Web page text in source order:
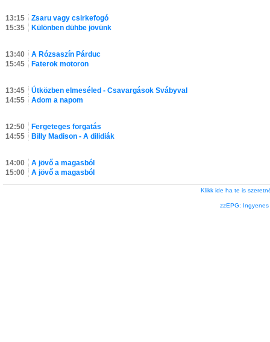
13:15
Zsaru vagy csirkefogó
15:35
Különben dühbe jövünk
13:40
A Rózsaszín Párduc
15:45
Faterok motoron
13:45
Útközben elmeséled - Csavargások Svábyval
14:55
Adom a napom
12:50
Fergeteges forgatás
14:55
Billy Madison - A dilidiák
14:00
A jövő a magasból
15:00
A jövő a magasból
Klikk ide ha te is
zzEPG: